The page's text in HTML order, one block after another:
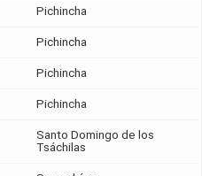
Pichincha
Pichincha
Pichincha
Pichincha
Santo Domingo de los
Tsáchilas